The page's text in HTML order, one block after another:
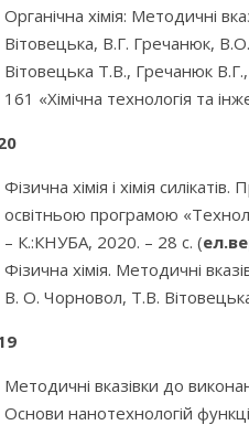
Органічна хімія: Методичні
Вітовецька, В.Г. Гречанюк,
Вітовецька Т.В., Гречанюк
161 «Хімічна технологія та
Фізична хімія і хімія
освітньою програмою
– К.:КНУБА, 2020. – 28 с. (
Фізична хімія. Методичні
В. О. Чорновол, Т.В.
Методичні вказівки до
Основи нанотехнологій